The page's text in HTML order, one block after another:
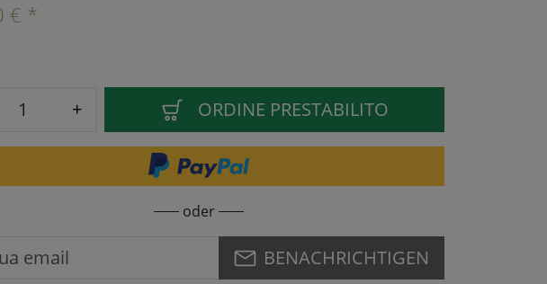
€ *
+ ORDINE PRESTABILITO
oder
BENACHRICHTIGEN